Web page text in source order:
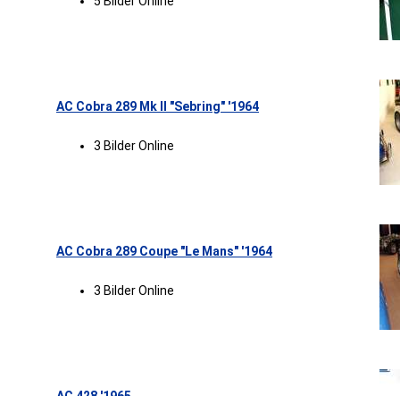
AC Cobra 289 Mk II "Sebring" '1964
3 Bilder Online
AC Cobra 289 Coupe "Le Mans" '1964
3 Bilder Online